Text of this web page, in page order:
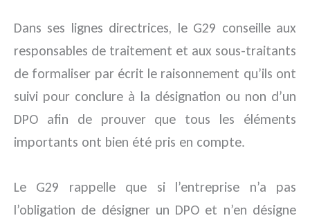
Dans ses lignes directrices, le G29 conseille aux
responsables de traitement et aux sous-traitants
de formaliser par écrit le raisonnement qu’ils ont
suivi pour conclure à la désignation ou non d’un
DPO afin de prouver que tous les éléments
importants ont bien été pris en compte.
Le G29 rappelle que si l’entreprise n’a pas
l’obligation de désigner un DPO et n’en désigne